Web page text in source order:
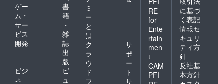
ゲー
ム・
サー
ビス
開発
書
籍
・
雑
誌
出
版
ビジ
ネ
ビ
ュ
ミ
ー
と
は
ク
ラ
ウ
ド
フ
サ
ポ
ー
ト
サ
RE
for
Ente
rtain
men
t
CAM
PFI
に基づ
く表記
情報セ
キュリ
ティ方
針
反社基
本方針